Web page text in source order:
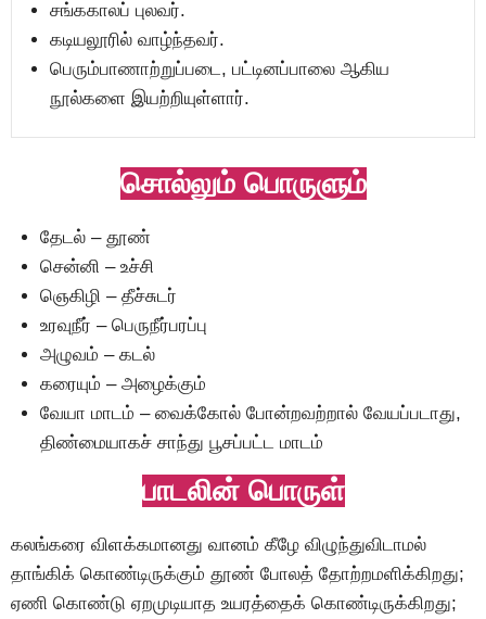
சங்ககாலப் புலவர்.
கடியலூரில் வாழ்ந்தவர்.
பெரும்பாணாற்றுப்படை, பட்டினப்பாலை ஆகிய
நூல்களை இயற்றியுள்ளார்.
சொல்லும் பொருளும்
தேடல் – தூண்
சென்னி – உச்சி
ஞெகிழி – தீச்சுடர்
உரவுநீர் – பெருநீர்பரப்பு
அழுவம் – கடல்
கரையும் – அழைக்கும்
வேயா மாடம் – வைக்கோல் போன்றவற்றால் வேயப்படாது,
திண்மையாகச் சாந்து பூசப்பட்ட மாடம்
பாடலின் பொருள்
கலங்கரை விளக்கமானது வானம் கீழே விழுந்துவிடாமல்
தாங்கிக் கொண்டிருக்கும் தூண் போலத் தோற்றமளிக்கிறது;
ஏணி கொண்டு ஏறமுடியாத உயரத்தைக் கொண்டிருக்கிறது;